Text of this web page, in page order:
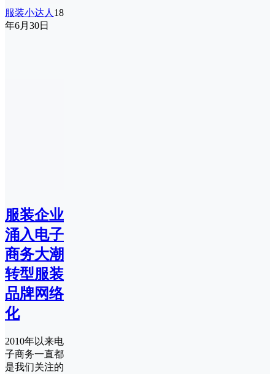
服装小达人 18
年6月30日
服装企业
涌入电子
商务大潮
转型服装
品牌网络
化
2010年以来电
子商务一直都
是我们关注的